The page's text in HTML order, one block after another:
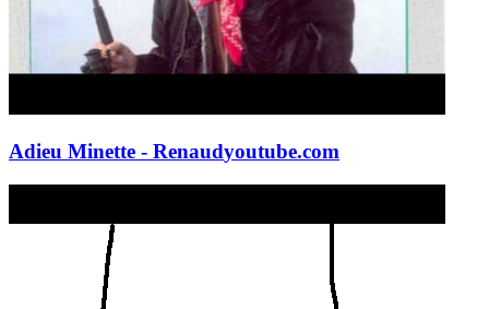
Adieu Minette - Renaudyoutube.com